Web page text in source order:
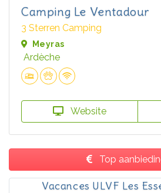
Camping Le Ventadour
3 Sterren Camping
Meyras
Ardèche
Website
Top
Vacances ULVF Les